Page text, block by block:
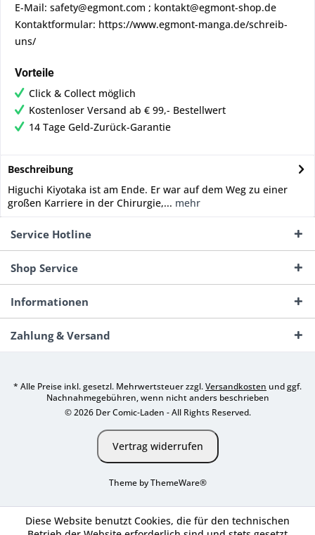
E-Mail: safety@egmont.com ; kontakt@egmont-shop.de
Kontaktformular: https://www.egmont-manga.de/schreib-
uns/
Vorteile
Click & Collect möglich
Kostenloser Versand ab € 99,- Bestellwert
14 Tage Geld-Zurück-Garantie
Beschreibung
Higuchi Kiyotaka ist am Ende. Er war auf dem Weg zu einer
großen Karriere in der Chirurgie,... mehr
Service Hotline
Shop Service
Informationen
Zahlung & Versand
* Alle Preise inkl. gesetzl. Mehrwertsteuer zzgl.Versandkosten und ggf.
Nachnahmegebühren, wenn nicht anders beschrieben
© 2026 Der Comic-Laden - All Rights Reserved.
Vertrag widerrufen
Theme byThemeWare®
Diese Website benutzt Cookies, die für den technischen